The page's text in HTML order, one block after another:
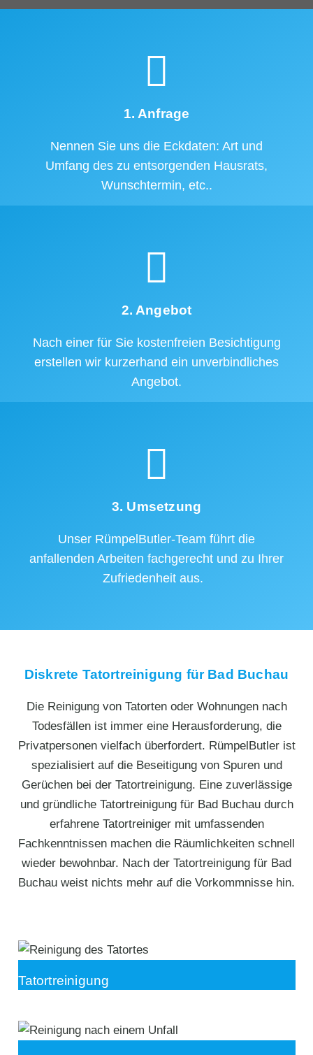
1. Anfrage
Nennen Sie uns die Eckdaten: Art und
Umfang des zu entsorgenden Hausrats,
Wunschtermin, etc..
2. Angebot
Nach einer für Sie kostenfreien Besichtigung
erstellen wir kurzerhand ein unverbindliches
Angebot.
3. Umsetzung
Unser RümpelButler-Team führt die
anfallenden Arbeiten fachgerecht und zu Ihrer
Zufriedenheit aus.
Diskrete Tatortreinigung für Bad Buchau
Die Reinigung von Tatorten oder Wohnungen nach
Todesfällen ist immer eine Herausforderung, die
Privatpersonen vielfach überfordert. RümpelButler ist
spezialisiert auf die Beseitigung von Spuren und
Gerüchen bei der Tatortreinigung. Eine zuverlässige
und gründliche Tatortreinigung für Bad Buchau durch
erfahrene Tatortreiniger mit umfassenden
Fachkenntnissen machen die Räumlichkeiten schnell
wieder bewohnbar. Nach der Tatortreinigung für Bad
Buchau weist nichts mehr auf die Vorkommnisse hin.
Tatortreinigung